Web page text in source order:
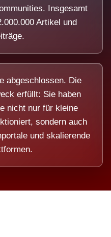
Insgesamt
Artikel und
abgeschlossen. Die
erfüllt: Sie haben
nicht nur für kleine
sondern auch
und skalierende